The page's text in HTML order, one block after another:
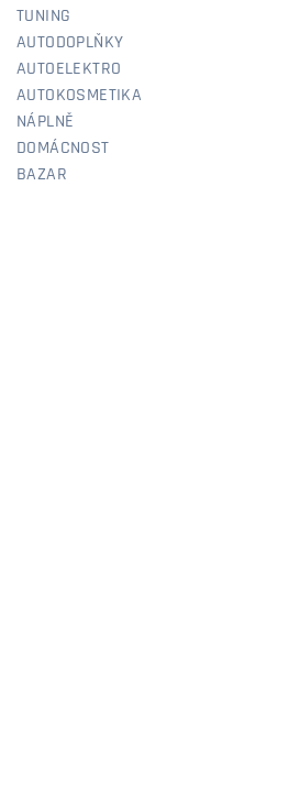
TUNING
AUTODOPLŇKY
AUTOELEKTRO
AUTOKOSMETIKA
NÁPLNĚ
DOMÁCNOST
BAZAR